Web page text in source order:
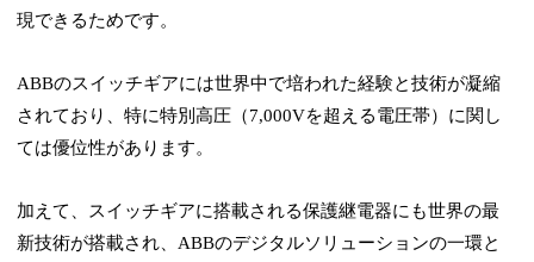
現できるためです。
ABBのスイッチギアには世界中で培われた経験と技術が凝縮
されており、特に特別高圧（7,000Vを超える電圧帯）に関し
ては優位性があります。
加えて、スイッチギアに搭載される保護継電器にも世界の最
新技術が搭載され、ABBのデジタルソリューションの一環と